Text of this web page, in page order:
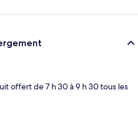
offert de 7 h 30 à 9 h 30 tous les